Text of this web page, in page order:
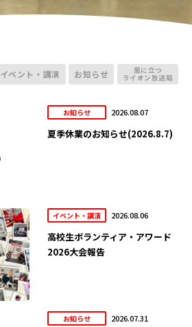
イベント・講演 お知らせ 風に立つ
ライオン放送局
お知らせ 2026.08.07
夏季休業のお知らせ(2026.8.7)
イベント・講演 2026.08.06
高校生ボランティア・アワード
2026大会報告
お知らせ 2026.07.31